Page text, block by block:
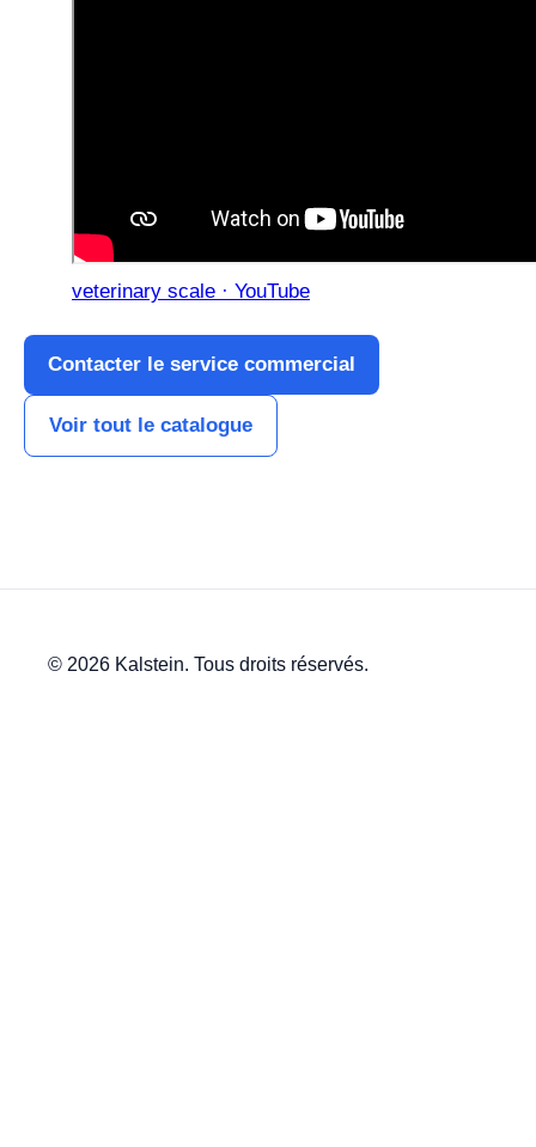
veterinary scale · YouTube
Contacter le service commercial
Voir tout le catalogue
© 2026 Kalstein. Tous droits réservés.